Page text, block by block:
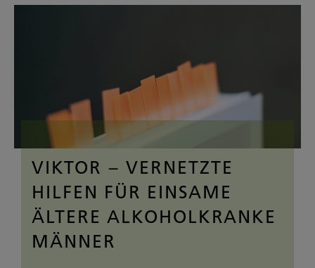
VIKTOR – VERNETZTE
HILFEN FÜR EINSAME
ÄLTERE ALKOHOLKRANKE
MÄNNER